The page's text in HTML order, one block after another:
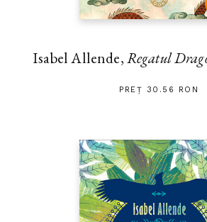
Isabel Allende,Regatul
PREȚ 30.56 RON